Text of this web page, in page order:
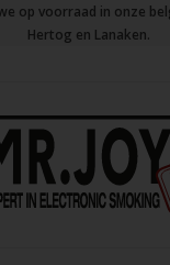
op voorraad in onze
Hertog en Lanaken.